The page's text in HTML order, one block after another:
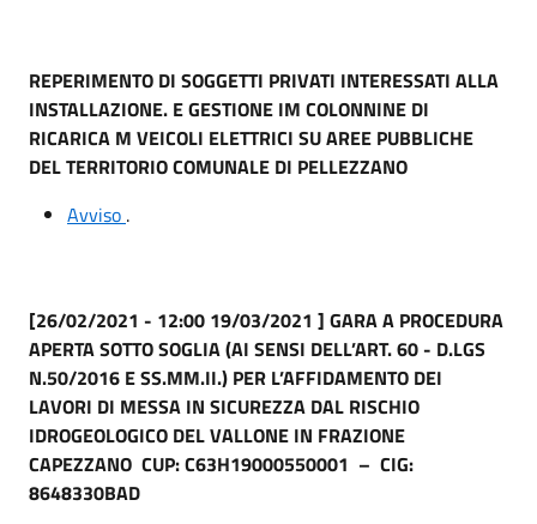
REPERIMENTO DI SOGGETTI PRIVATI INTERESSATI ALLA
INSTALLAZIONE. E GESTIONE IM COLONNINE DI
RICARICA M VEICOLI ELETTRICI SU AREE PUBBLICHE
DEL TERRITORIO COMUNALE DI PELLEZZANO
Avviso .
[26/02/2021 - 12:00 19/03/2021 ] GARA A PROCEDURA
APERTA SOTTO SOGLIA (AI SENSI DELL’ART. 60 - D.LGS
N.50/2016 E SS.MM.II.) PER L’AFFIDAMENTO DEI
LAVORI DI MESSA IN SICUREZZA DAL RISCHIO
IDROGEOLOGICO DEL VALLONE IN FRAZIONE
CAPEZZANO CUP: C63H19000550001 – CIG:
8648330BAD